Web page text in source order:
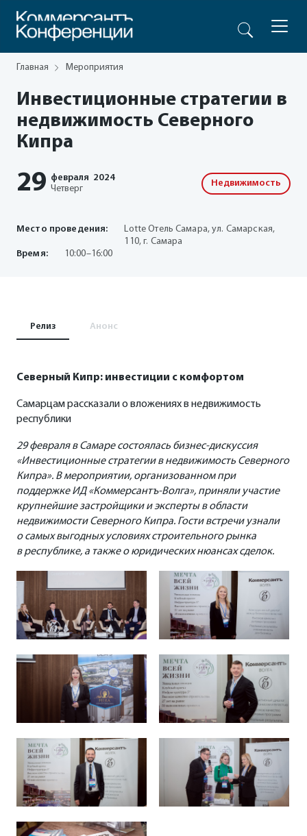
Главная Мероприятия
Инвестиционные стратегии в
недвижимость Северного
Кипра
29 февраля 2024
Четверг
Недвижимость
Место проведения:
Lotte Отель Самара, ул. Самарская,
110, г. Самара
Время:
10:00–16:00
Релиз Анонс
Северный Кипр: инвестиции с комфортом
Самарцам рассказали о вложениях в недвижимость
республики
29 февраля в Самаре состоялась бизнес-дискуссия
«Инвестиционные стратегии в недвижимость Северного
Кипра». В мероприятии, организованном при
поддержке ИД «Коммерсантъ-Волга», приняли участие
крупнейшие застройщики и эксперты в области
недвижимости Северного Кипра. Гости встречи узнали
о самых выгодных условиях строительного рынка
в республике, а также о юридических нюансах сделок.